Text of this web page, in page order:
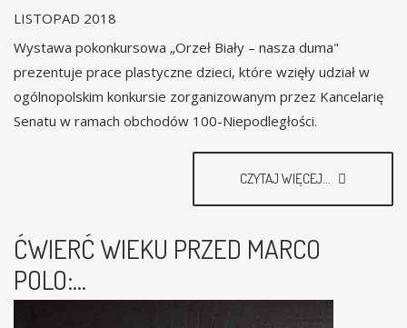
LISTOPAD 2018
Wystawa pokonkursowa „Orzeł Biały – nasza duma"
prezentuje prace plastyczne dzieci, które wzięły udział w
ogólnopolskim konkursie zorganizowanym przez Kancelarię
Senatu w ramach obchodów 100-Niepodległości.
CZYTAJ WIĘCEJ...
ĆWIERĆ WIEKU PRZED MARCO
POLO:...